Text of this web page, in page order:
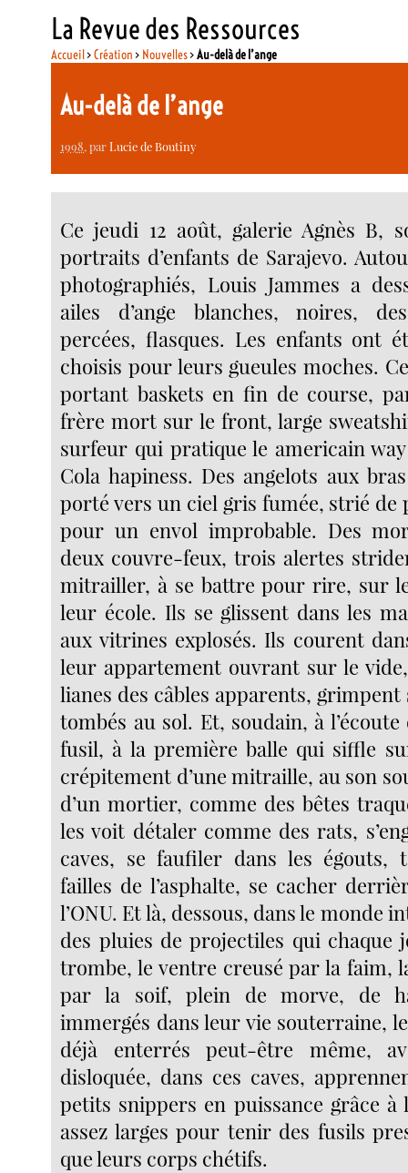
La Revue des Ressources
Accueil>Création > Nouvelles>Au-delà de l’ange
Au-delà de l’ange
1998, parLucie de Boutiny
Ce jeudi 12 août, galerie Agnès B,
portraits d’enfants de Sarajevo.
photographiés, Louis Jammes a
ailes d’ange blanches, noires,
percées, flasques. Les enfants ont
choisis pour leurs gueules moches.
portant baskets en fin de course,
frère mort sur le front, large
surfeur qui pratique le americain
Cola hapiness. Des angelots aux
porté vers un ciel gris fumée, strié de
pour un envol improbable. Des
deux couvre-feux, trois alertes
mitrailler, à se battre pour rire, sur
leur école. Ils se glissent dans les
aux vitrines explosés. Ils courent
leur appartement ouvrant sur le
lianes des câbles apparents,
tombés au sol. Et, soudain, à
fusil, à la première balle qui siffle
crépitement d’une mitraille, au son
d’un mortier, comme des bêtes
les voit détaler comme des rats,
caves, se faufiler dans les égouts,
failles de l’asphalte, se cacher
l’ONU. Et là, dessous, dans le monde
des pluies de projectiles qui chaque
trombe, le ventre creusé par la faim,
par la soif, plein de morve, de
immergés dans leur vie souterraine,
déjà enterrés peut-être même,
disloquée, dans ces caves,
petits snippers en puissance grâce à
assez larges pour tenir des fusils
que leurs corps chétifs.